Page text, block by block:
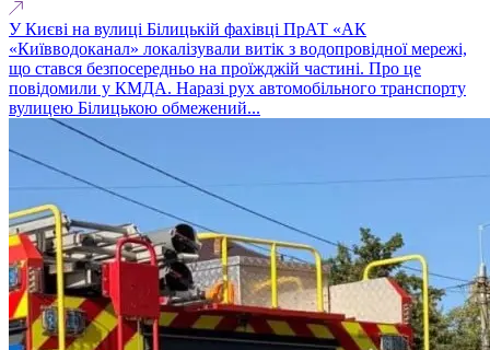
У Києві на вулиці Білицькій фахівці ПрАТ «АК
«Київводоканал» локалізували витік з водопровідної мережі,
що стався безпосередньо на проїжджій частині. Про це
повідомили у КМДА. Наразі рух автомобільного транспорту
вулицею Білицькою обмежений...